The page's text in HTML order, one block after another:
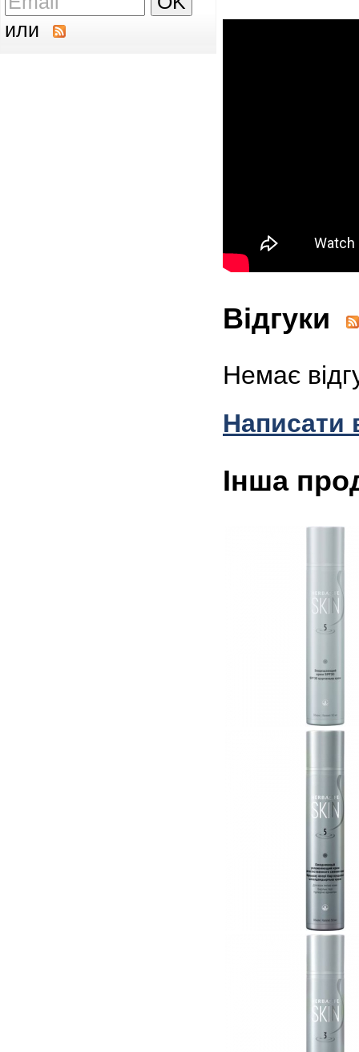
или
Відгуки
Немає
Написати
Інша